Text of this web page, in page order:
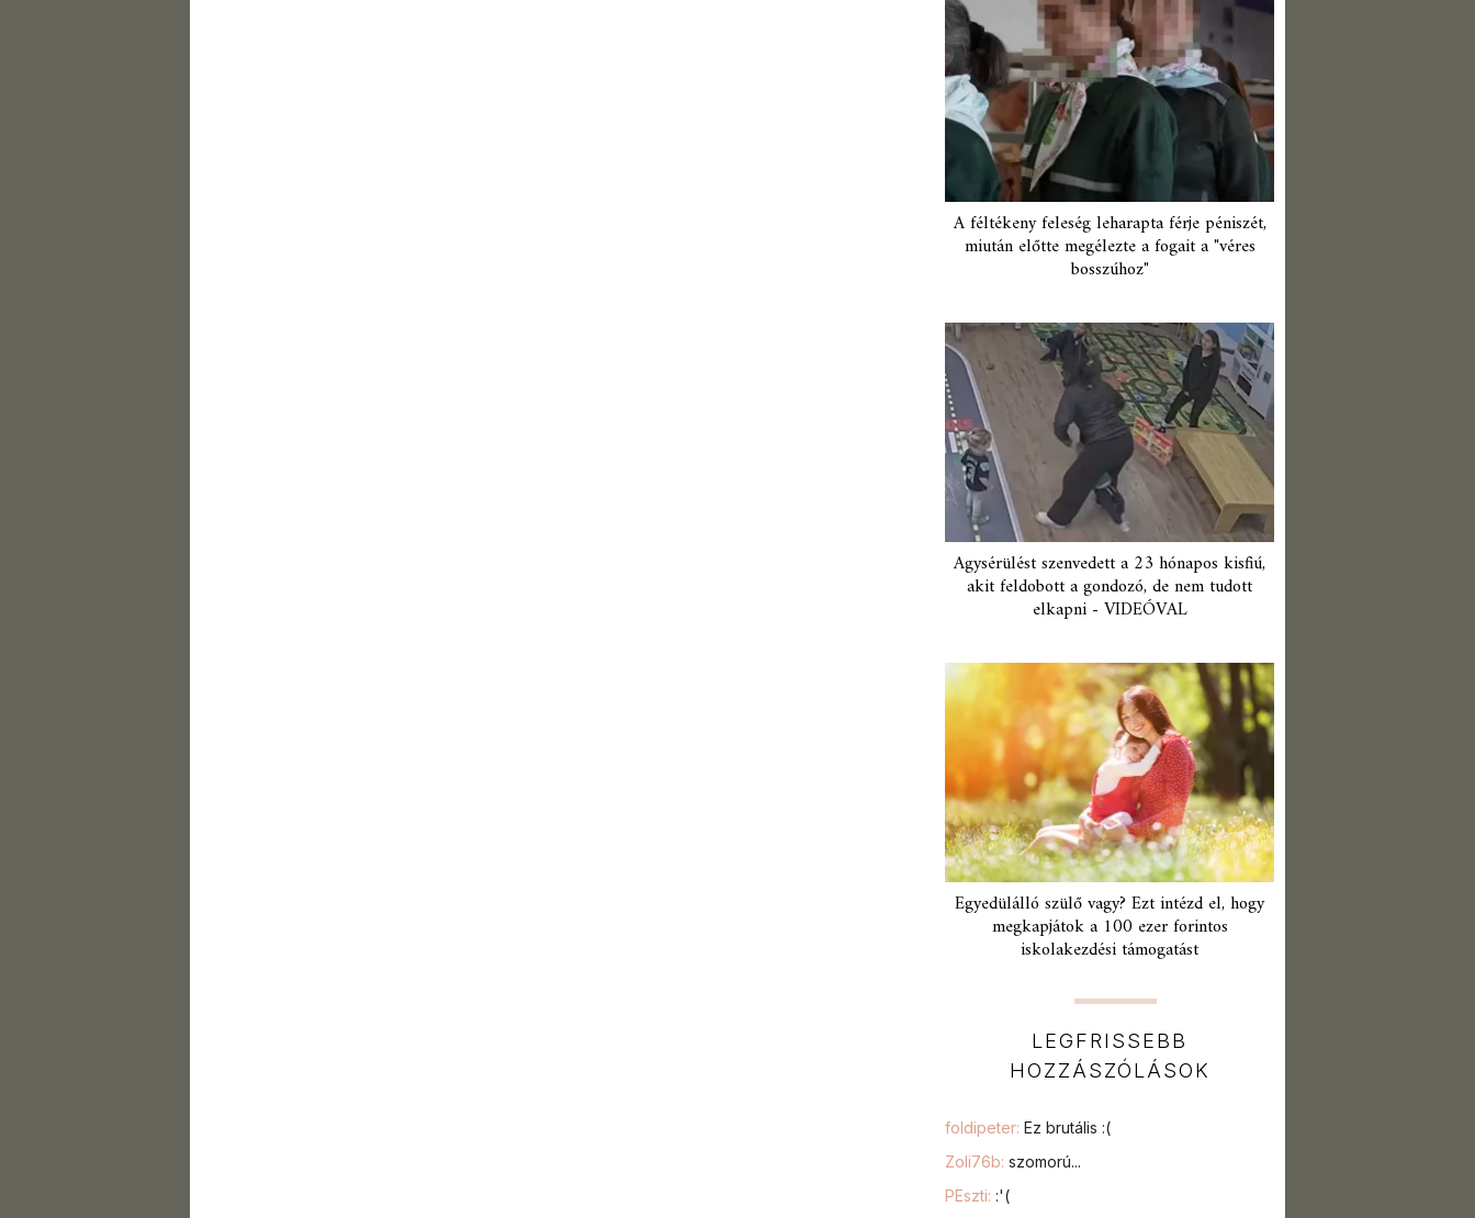
A féltékeny feleség leharapta férje péniszét,
miután előtte megélezte a fogait a "véres
bosszúhoz"
Agysérülést szenvedett a 23 hónapos kisfiú,
akit feldobott a gondozó, de nem tudott
elkapni - VIDEÓVAL
Egyedülálló szülő vagy? Ezt intézd el, hogy
megkapjátok a 100 ezer forintos
iskolakezdési támogatást
LEGFRISSEBB
HOZZÁSZÓLÁSOK
foldipeter: Ez brutális :(
Zoli76b: szomorú...
PEszti: :'(